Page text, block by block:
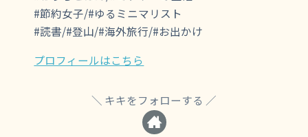
#節約女子/#ゆるミニマリスト
#読書/#登山/#海外旅行/#お出かけ
プロフィールはこちら
キキをフォローする